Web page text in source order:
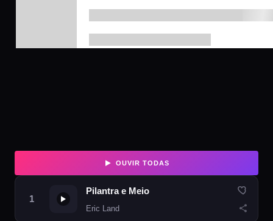
OUVIR TODAS
Pilantra e Meio
Eric Land